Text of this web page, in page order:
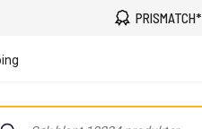
PRISMATCH*